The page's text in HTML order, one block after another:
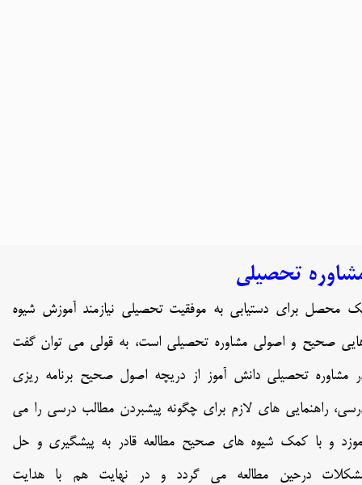
تحصیلی
محصل برای دستیابی به موفقیت تحصیلی نیازمند آموزش شیوه
صحیح و اصولی مشاوره تحصیلی است، به قولی می توان گفت
مشاوره تحصیلی دانش آموز از دریچه اصول صحیح برنامه ریزی
راهنمایی های لازم برای چگونه پیشبردن مطالب درسی را می
و با کمک شیوه های صحیح مطالعه قادر به پیشگیری و حل
درحین مطالعه می گردد و در نهایت هم با هدایت